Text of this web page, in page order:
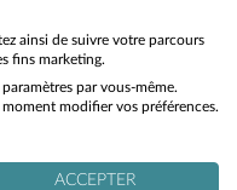
10h à 12h30
18h.
CONFIANCE
ainsi de suivre votre parcours
fins marketing.
par vous-même.
modifier vos préférences.
ACCEPTER